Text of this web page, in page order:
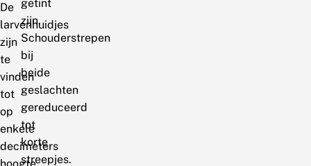
De
larvenhuidjes
zijn
te
vinden
tot
op
enkele
decimeters
getint
zijn.
Schouderstrepen
bij
beide
geslachten
gereduceerd
tot
korte
streepjes.